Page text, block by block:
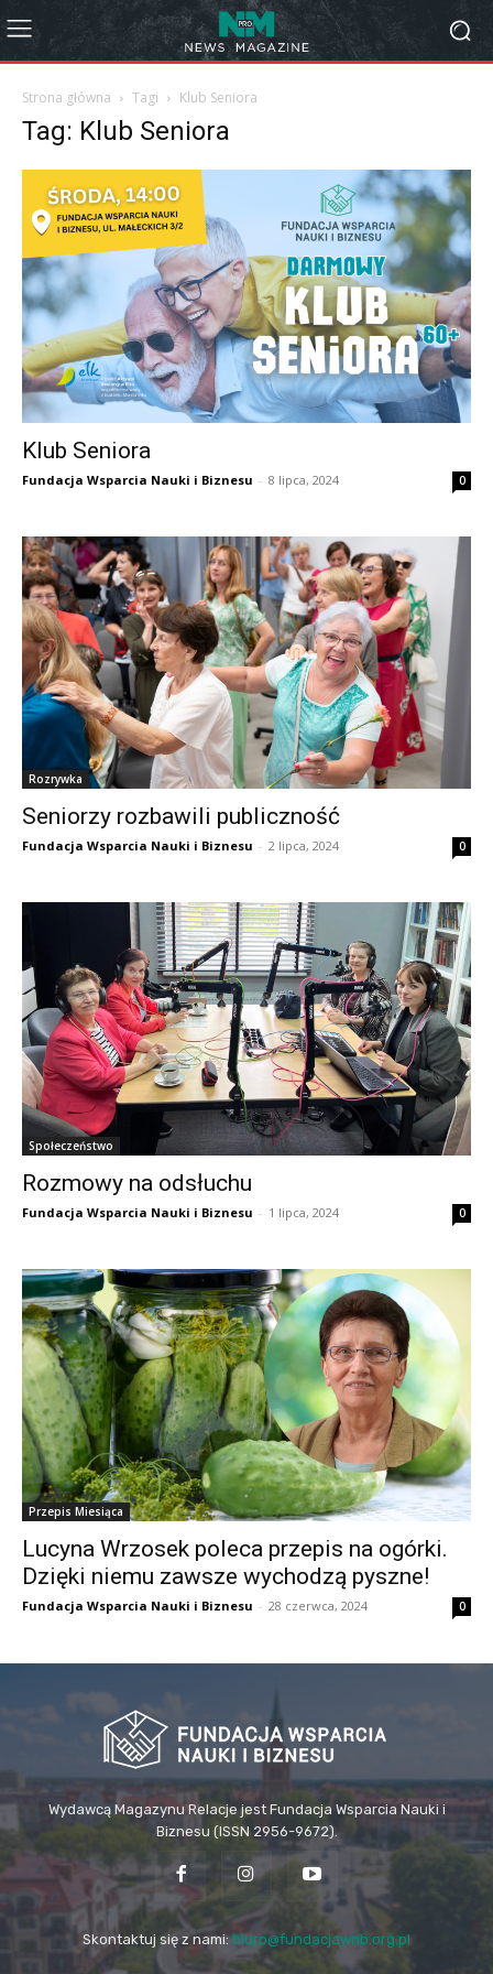
Strona główna Tagi Klub Seniora
Tag: Klub Seniora
Klub Seniora
Fundacja Wsparcia Nauki i Biznesu - 8 lipca, 2024 0
Rozrywka
Seniorzy rozbawili publiczność
Fundacja Wsparcia Nauki i Biznesu - 2 lipca, 2024 0
Społeczeństwo
Rozmowy na odsłuchu
Fundacja Wsparcia Nauki i Biznesu - 1 lipca, 2024 0
Przepis Miesiąca
Lucyna Wrzosek poleca przepis na ogórki.
Dzięki niemu zawsze wychodzą pyszne!
Fundacja Wsparcia Nauki i Biznesu - 28 czerwca, 2024 0
Wydawcą Magazynu Relacje jest Fundacja Wsparcia Nauki i
Biznesu (ISSN 2956-9672).
Skontaktuj się z nami:biuro@fundacjawnb.org.pl